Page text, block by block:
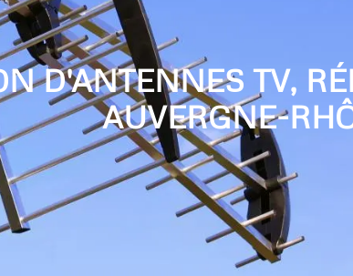
D'ANTENNES TV,
AUVERGNE-